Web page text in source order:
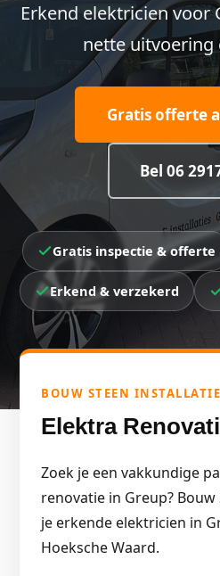
Erkend elektricien voor
nette uitvoering
Gratis offerte
Bel 06
Gratis inspectie & offerte
Erkend & verzekerd
BOUW STEEN
Elektra
Zoek je een vakkundige
renovatie in Greup?
je erkende elektricien in
Hoeksche Waard.